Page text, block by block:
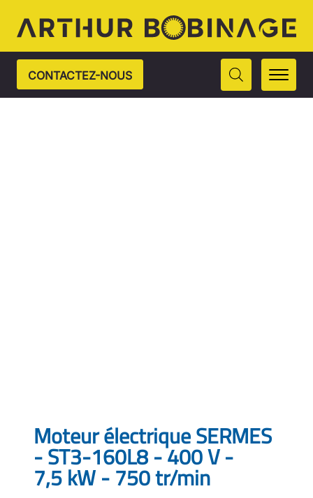
CONTACTEZ-NOUS
Moteur électrique SERMES
- ST3-160L8 - 400 V -
7,5 kW - 750 tr/min